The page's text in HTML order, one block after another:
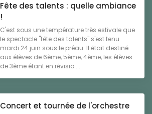
Fête des talents : quelle ambiance
!
C'est sous une température très estivale que
le spectacle "fête des talents" s'est tenu
mardi 24 juin sous le préau. Il était destiné
aux élèves de 6ème, 5ème, 4ème, les élèves
de 3ème étant en révisio ...
Concert et tournée de l'orchestre